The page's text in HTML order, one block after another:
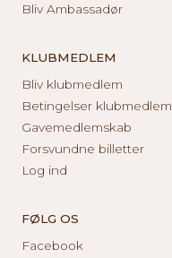
Bliv Ambassadør
KLUBMEDLEM
Bliv klubmedlem
Betingelser klubmedlem
Gavemedlemskab
Forsvundne billetter
Log ind
FØLG OS
Facebook